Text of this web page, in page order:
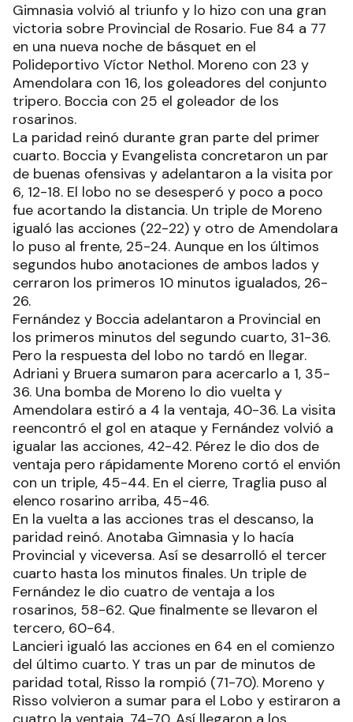
Gimnasia volvió al triunfo y lo hizo con una gran
victoria sobre Provincial de Rosario. Fue 84 a 77
en una nueva noche de básquet en el
Polideportivo Víctor Nethol. Moreno con 23 y
Amendolara con 16, los goleadores del conjunto
tripero. Boccia con 25 el goleador de los
rosarinos.
La paridad reinó durante gran parte del primer
cuarto. Boccia y Evangelista concretaron un par
de buenas ofensivas y adelantaron a la visita por
6, 12-18. El lobo no se desesperó y poco a poco
fue acortando la distancia. Un triple de Moreno
igualó las acciones (22-22) y otro de Amendolara
lo puso al frente, 25-24. Aunque en los últimos
segundos hubo anotaciones de ambos lados y
cerraron los primeros 10 minutos igualados, 26-
26.
Fernández y Boccia adelantaron a Provincial en
los primeros minutos del segundo cuarto, 31-36.
Pero la respuesta del lobo no tardó en llegar.
Adriani y Bruera sumaron para acercarlo a 1, 35-
36. Una bomba de Moreno lo dio vuelta y
Amendolara estiró a 4 la ventaja, 40-36. La visita
reencontró el gol en ataque y Fernández volvió a
igualar las acciones, 42-42. Pérez le dio dos de
ventaja pero rápidamente Moreno cortó el envión
con un triple, 45-44. En el cierre, Traglia puso al
elenco rosarino arriba, 45-46.
En la vuelta a las acciones tras el descanso, la
paridad reinó. Anotaba Gimnasia y lo hacía
Provincial y viceversa. Así se desarrolló el tercer
cuarto hasta los minutos finales. Un triple de
Fernández le dio cuatro de ventaja a los
rosarinos, 58-62. Que finalmente se llevaron el
tercero, 60-64.
Lancieri igualó las acciones en 64 en el comienzo
del último cuarto. Y tras un par de minutos de
paridad total, Risso la rompió (71-70). Moreno y
Risso volvieron a sumar para el Lobo y estiraron a